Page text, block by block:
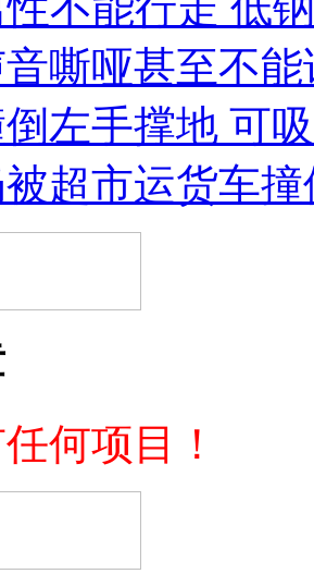
嘶哑甚至不
左手撑地 可
超市运货车
何项目！